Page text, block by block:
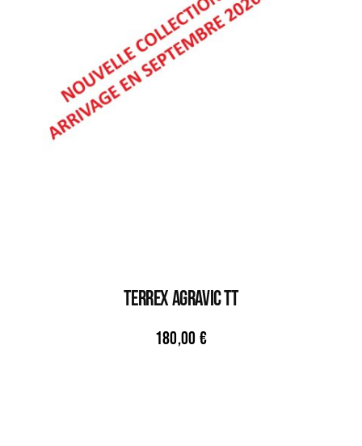
TERREX AGRAVIC TT
180,00 €